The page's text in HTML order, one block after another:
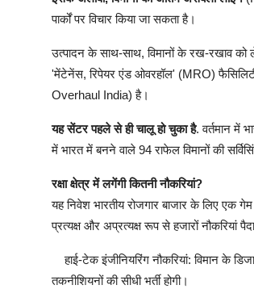
पार्कों पर विचार किया जा सकता है।
उत्पादन के साथ-साथ, विमानों के रख-रखाव को
'मेंटेनेंस, रिपेयर एंड ओवरहॉल' (MRO)
Overhaul India) है।
यह सेंटर पहले से ही चालू हो चुका है. वर्तमान में
में भारत में बनने वाले 94 राफेल विमानों की
रक्षा क्षेत्र में लगेंगी कितनी नौकरियां?
यह निवेश भारतीय रोजगार बाजार के लिए एक
प्रत्यक्ष और अप्रत्यक्ष रूप से हजारों नौकरियां पैदा
हाई-टेक इंजीनियरिंग नौकरियां: विमान के
तकनीशियनों की सीधी भर्ती होगी।